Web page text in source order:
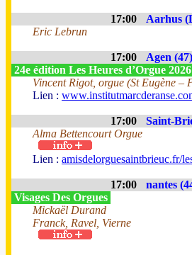
17:00 Aarhus
Eric Lebrun
17:00 Agen
24e édition Les Heures d’Orgue 2026
Vincent Rigot, orgue (St Eugène –
Lien :
17:00 Saint-
Alma Bettencourt Orgue
Lien : amisdelorguesaintbrieuc.fr/
17:00 nantes
Visages Des Orgues
Mickaël Durand
Franck, Ravel, Vierne